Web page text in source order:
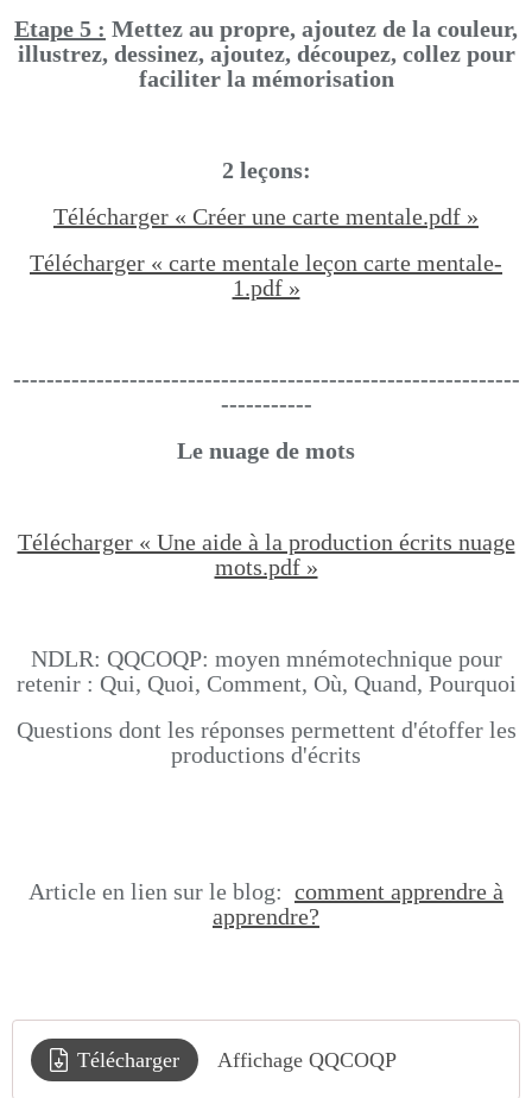
Etape 5 : Mettez au propre, ajoutez de la couleur,
illustrez, dessinez, ajoutez, découpez, collez pour
faciliter la mémorisation
2 leçons:
Télécharger « Créer une carte mentale.pdf »
Télécharger « carte mentale leçon carte mentale-
1.pdf »
-------------------------------------------------------------
-----------
Le nuage de mots
Télécharger « Une aide à la production écrits nuage
mots.pdf »
NDLR: QQCOQP: moyen mnémotechnique pour
retenir : Qui, Quoi, Comment, Où, Quand, Pourquoi
Questions dont les réponses permettent d'étoffer les
productions d'écrits
Article en lien sur le blog: comment apprendre à
apprendre?
Télécharger Affichage QQCOQP